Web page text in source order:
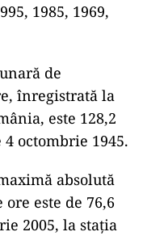
1985, 1969,
de
înregistrată la
este 128,2
octombrie 1945.
absolută
este de 76,6
2005, la staţia